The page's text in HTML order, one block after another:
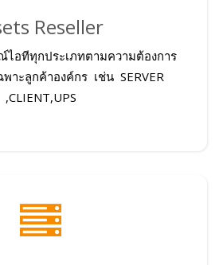
Reseller
อทีทุกประเภทตามความต้องการ
าะลูกค้าองค์กร เช่น SERVER
,CLIENT,UPS